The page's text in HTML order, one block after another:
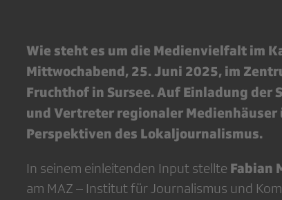
Wie steht es um die Medienvielfalt im
Mittwochabend, 25. Juni 2025, im
Fruchthof in Sursee. Auf Einladung
und Vertreter regionaler
Perspektiven des Lokaljournalismus.
In seinem einleitenden Input stellte Fabian
am MAZ – Institut für Journalismus und